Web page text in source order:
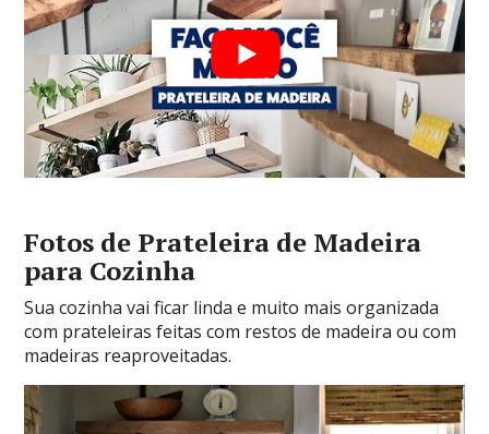
Fotos de Prateleira de Madeira
para Cozinha
Sua cozinha vai ficar linda e muito mais organizada
com prateleiras feitas com restos de madeira ou com
madeiras reaproveitadas.